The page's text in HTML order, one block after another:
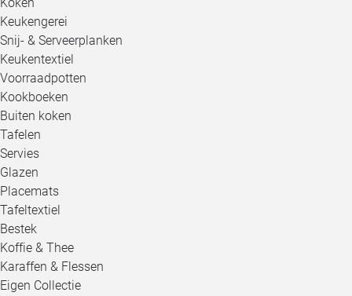
Keukengerei
Snij- & Serveerplanken
Keukentextiel
Voorraadpotten
Kookboeken
Buiten koken
Tafelen
Servies
Glazen
Placemats
Tafeltextiel
Bestek
Koffie & Thee
Karaffen & Flessen
Eigen Collectie